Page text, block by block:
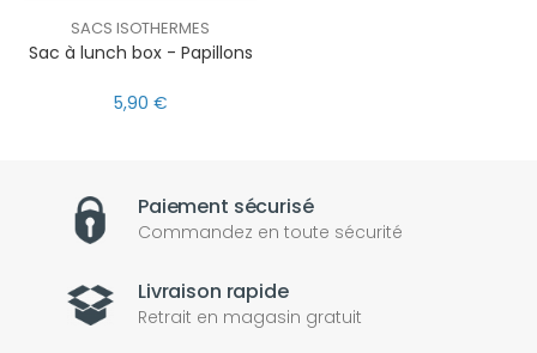
SACS ISOTHERMES
Sac à lunch box - Papillons
5,90 €
Paiement sécurisé
Commandez en toute sécurité
Livraison rapide
Retrait en magasin gratuit